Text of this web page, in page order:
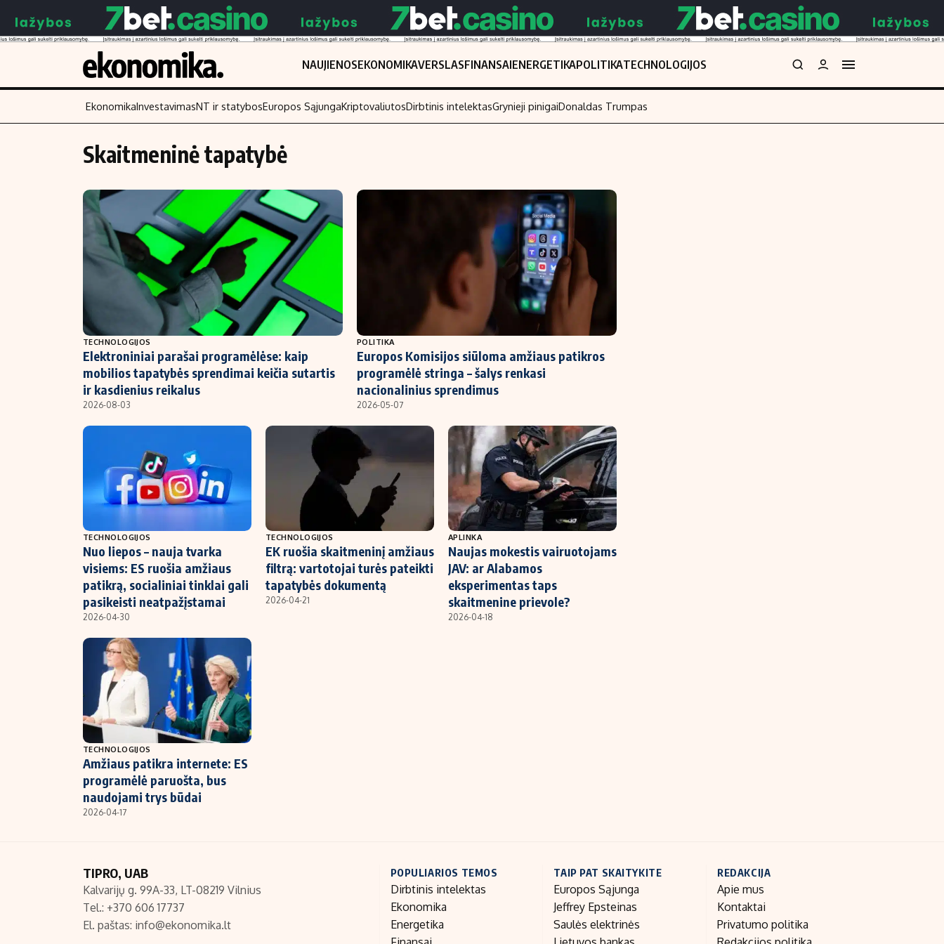
NAUJIENOSEKONOMIKAVERSLASFINANSAIENERGETIKAPOLITIKATECHNOLOGIJOS
Turinys
Naujienos
Aplinka
Energetika
NT ir statybos
Skaitykite
Finansai
Įmonės
Žemės ūkis
Technologijos
Laisvalaikis
Investavimas
Kriptovaliutos
Migracija
Nedarbo išmokos skaičiuoklė
Indėliai
Indėlių skaičiuoklė
Būsto finansai
Įdomios naujienos
EkonomikaInvestavimasNT ir statybosEuropos SąjungaKriptovaliutosDirbtinis intelektasGrynieji pinigaiDonaldas Trumpas
Skaitmeninė tapatybė
TECHNOLOGIJOS
Elektroniniai parašai programėlėse: kaip
mobilios tapatybės sprendimai keičia sutartis
ir kasdienius reikalus
2026-08-03
POLITIKA
Europos Komisijos siūloma amžiaus patikros
programėlė stringa – šalys renkasi
nacionalinius sprendimus
2026-05-07
TECHNOLOGIJOS
Nuo liepos – nauja tvarka
visiems: ES ruošia amžiaus
patikrą, socialiniai tinklai gali
pasikeisti neatpažįstamai
2026-04-30
TECHNOLOGIJOS
EK ruošia skaitmeninį amžiaus
filtrą: vartotojai turės pateikti
tapatybės dokumentą
2026-04-21
APLINKA
Naujas mokestis vairuotojams
JAV: ar Alabamos
eksperimentas taps
skaitmenine prievole?
2026-04-18
TECHNOLOGIJOS
Amžiaus patikra internete: ES
programėlė paruošta, bus
naudojami trys būdai
2026-04-17
TIPRO, UAB
Kalvarijų g. 99A-33, LT-08219 Vilnius
Tel.: +370 606 17737
El. paštas: info@ekonomika.lt
POPULIARIOS TEMOS
Dirbtinis intelektas
Ekonomika
Energetika
TAIP PAT SKAITYKITE
Europos Sąjunga
Jeffrey Epsteinas
Saulės elektrinės
REDAKCIJA
Apie mus
Kontaktai
Privatumo politika